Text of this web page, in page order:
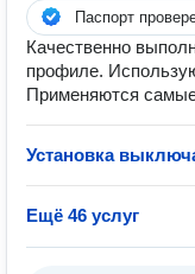
Паспорт
Качественно
профиле.
Применяются
Установка
Ещё 46 услуг